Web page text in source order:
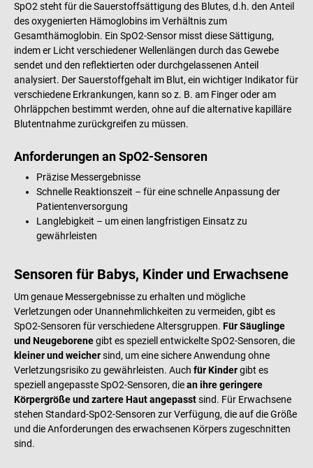
SpO2 steht für die Sauerstoffsättigung des Blutes, d.h. den Anteil
des oxygenierten Hämoglobins im Verhältnis zum
Gesamthämoglobin. Ein SpO2-Sensor misst diese Sättigung,
indem er Licht verschiedener Wellenlängen durch das Gewebe
sendet und den reflektierten oder durchgelassenen Anteil
analysiert. Der Sauerstoffgehalt im Blut, ein wichtiger Indikator für
verschiedene Erkrankungen, kann so z. B. am Finger oder am
Ohrläppchen bestimmt werden, ohne auf die alternative kapilläre
Blutentnahme zurückgreifen zu müssen.
Anforderungen an SpO2-Sensoren
Präzise Messergebnisse
Schnelle Reaktionszeit – für eine schnelle Anpassung der
Patientenversorgung
Langlebigkeit – um einen langfristigen Einsatz zu
gewährleisten
Sensoren für Babys, Kinder und Erwachsene
Um genaue Messergebnisse zu erhalten und mögliche
Verletzungen oder Unannehmlichkeiten zu vermeiden, gibt es
SpO2-Sensoren für verschiedene Altersgruppen. Für Säuglinge
und Neugeborenegibt es speziell entwickelte SpO2-Sensoren, die
kleiner und weichersind, um eine sichere Anwendung ohne
Verletzungsrisiko zu gewährleisten. Auch für Kindergibt es
speziell angepasste SpO2-Sensoren, diean ihre geringere
Körpergröße und zartere Haut angepasstsind. Für Erwachsene
stehen Standard-SpO2-Sensoren zur Verfügung, die auf die Größe
und die Anforderungen des erwachsenen Körpers zugeschnitten
sind.